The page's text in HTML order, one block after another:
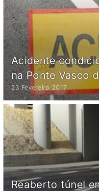
Acidente
na Ponte Vasco
23 Fevereiro 2017
Reaberto túnel